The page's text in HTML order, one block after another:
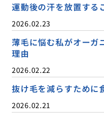
運動後の汗を放置する
2026.02.23
薄毛に悩む私がオーガ
理由
2026.02.22
抜け毛を減らすために
2026.02.21